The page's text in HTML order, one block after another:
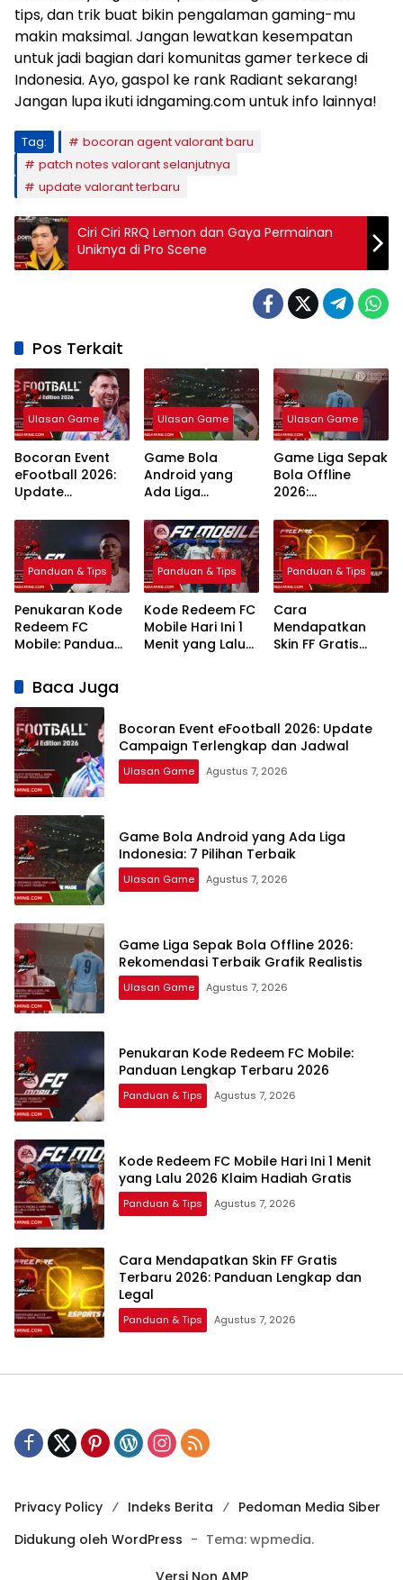
tips, dan trik buat bikin pengalaman gaming-mu
makin maksimal. Jangan lewatkan kesempatan
untuk jadi bagian dari komunitas gamer terkece di
Indonesia. Ayo, gaspol ke rank Radiant sekarang!
Jangan lupa ikuti idngaming.com untuk info lainnya!
Tag:
bocoran agent valorant baru
patch notes valorant selanjutnya
update valorant terbaru
Ciri Ciri RRQ Lemon dan Gaya Permainan
Uniknya di Pro Scene
Pos Terkait
Ulasan Game
Bocoran Event
eFootball 2026:
Update
Terlengkap dan
Jadwal
Ulasan Game
Game Bola
Android yang
Ada Liga
Pilihan Terbaik
Ulasan Game
Game Liga Sepak
Bola Offline
2026:
Terbaik Grafik
Realistis
Panduan & Tips
Penukaran Kode
Redeem FC
Mobile: Panduan
2026
Panduan & Tips
Kode Redeem FC
Mobile Hari Ini 1
Menit yang Lalu
Panduan & Tips
Cara
Mendapatkan
Skin FF Gratis
Baca Juga
Bocoran Event eFootball 2026: Update
Campaign Terlengkap dan Jadwal
Ulasan Game Agustus 7, 2026
Game Bola Android yang Ada Liga
Indonesia: 7 Pilihan Terbaik
Ulasan Game Agustus 7, 2026
Game Liga Sepak Bola Offline 2026:
Rekomendasi Terbaik Grafik Realistis
Ulasan Game Agustus 7, 2026
Penukaran Kode Redeem FC Mobile:
Panduan Lengkap Terbaru 2026
Panduan & Tips Agustus 7, 2026
Kode Redeem FC Mobile Hari Ini 1 Menit
yang Lalu 2026 Klaim Hadiah Gratis
Panduan & Tips Agustus 7, 2026
Cara Mendapatkan Skin FF Gratis
Terbaru 2026: Panduan Lengkap dan
Legal
Panduan & Tips Agustus 7, 2026
Privacy Policy Indeks Berita
Pedoman Media Siber
Didukung oleh WordPress - Tema: wpmedia.
Versi Non AMP